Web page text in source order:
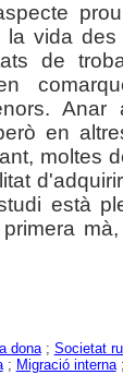
la vida
de
en
en
moltes
està
dona; Societat
; Migració interna